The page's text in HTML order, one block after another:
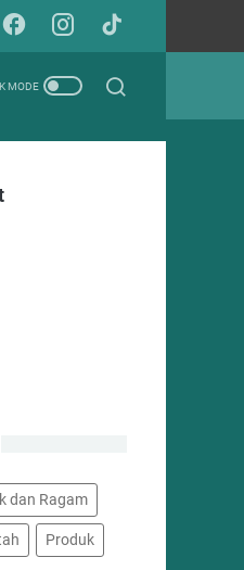
dan Ragam
Produk